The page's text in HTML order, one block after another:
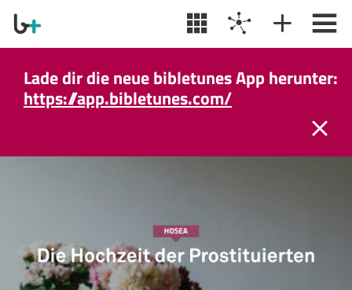
Lade dir die neue bibletunes App herunter:
https://app.bibletunes.com/